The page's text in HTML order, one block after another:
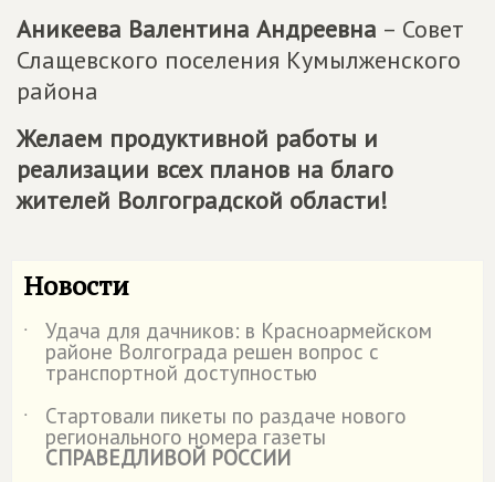
Аникеева Валентина Андреевна – Совет
Слащевского поселения Кумылженского
района
Желаем продуктивной работы и
реализации всех планов на благо
жителей Волгоградской области!
Новости
˙ Удача для дачников: в Красноармейском
районе Волгограда решен вопрос с
транспортной доступностью
˙
Стартовали пикеты по раздаче нового
регионального номера газеты
СПРАВЕДЛИВОЙ РОССИИ